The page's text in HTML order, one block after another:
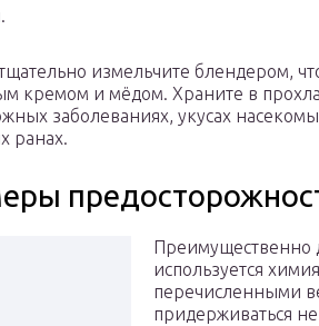
измельчите блендером,
кремом и мёдом. Храните в
заболеваниях, укусах
ранах.
Преимущественно
используется
перечисленными
придерживаться